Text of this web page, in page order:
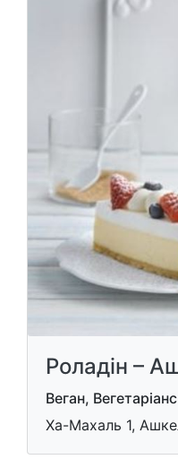
Роладін –
Веган,
Ха-Махаль 1,